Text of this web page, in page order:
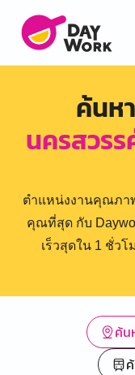
ค้นห
นครสวร
ตำแหน่งงานคุณภา
คุณที่สุด กับ
เร็วสุดใน 1 ชั่ว
ค้น